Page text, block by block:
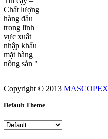
Chất lượng
hàng đầu
trong lĩnh
vực xuất
nhập khẩu
mặt hàng
nông sản "
Copyright © 2013 MASCOPEX
Default Theme